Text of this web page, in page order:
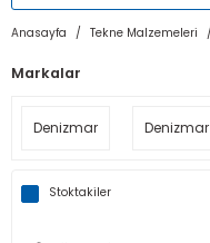
Anasayfa Tekne Malzemeleri
Markalar
Denizmar Denizmar
Stoktakiler